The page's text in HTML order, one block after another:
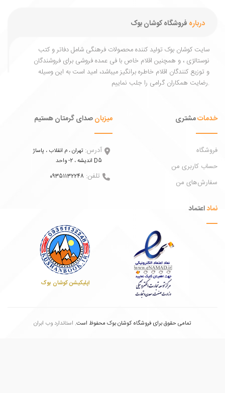
فروشگاه کوشان بوک
کوشان بوک تولید کننده محصولات فرهنگی شامل دفاتر و کتب
، و همچنین اقلام خاص با فی عمده فروشی برای فروشندگان
کنندگان اقلام خاطره برانگیز میباشد، امید است به این وسیله
مشتری
کاربری من
من
صدای گرمتان هستیم
آدرس:تهران ، م انقلاب ، پاساژ
تلفن:09351132248
اپلیکیشن کوشان بوک
تمامی حقوق برای فروشگاه کوشان بوک محفوظ است.استاندارد وب ابران